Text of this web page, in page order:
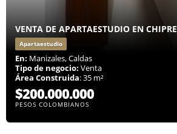
VENTA DE APARTAESTUDIO EN CHIPRE
Apartaestudio
En: Manizales, Caldas
Tipo de negocio: Venta
Área Construida: 35 m²
$200.000.000
PESOS COLOMBIANOS